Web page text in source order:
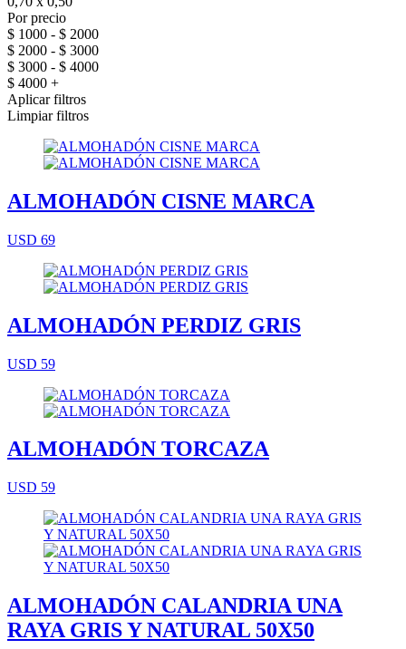
Por precio
$ 1000 - $ 2000
$ 2000 - $ 3000
$ 3000 - $ 4000
$ 4000 +
Aplicar filtros
Limpiar filtros
ALMOHADÓN CISNE MARCA
USD 69
ALMOHADÓN PERDIZ GRIS
USD 59
ALMOHADÓN TORCAZA
USD 59
ALMOHADÓN CALANDRIA UNA
RAYA GRIS Y NATURAL 50X50